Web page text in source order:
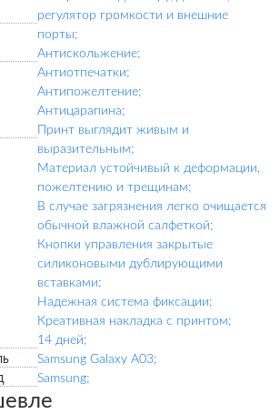
регулятор громкости и внешние
порты;
Антискольжение;
Антиотпечатки;
Антипожелтение;
Антицарапина;
Принт выглядит живым и
выразительным;
Материал устойчивый к деформации,
пожелтению и трещинам;
В случае загрязнения легко очищается
обычной влажной салфеткой;
Кнопки управления закрытые
силиконовыми дублирующими
вставками;
Надежная система фиксации;
Креативная накладка с принтом;
14 дней;
Samsung Galaxy A03;
Samsung;